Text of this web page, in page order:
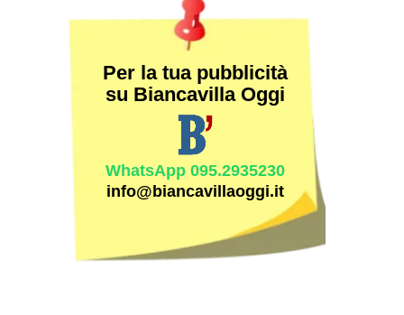
Per la tua pubblicità
su Biancavilla Oggi
WhatsApp 095.2935230
info@biancavillaoggi.it